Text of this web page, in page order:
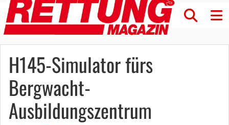
H145-Simulator fürs
Bergwacht-
Ausbildungszentrum